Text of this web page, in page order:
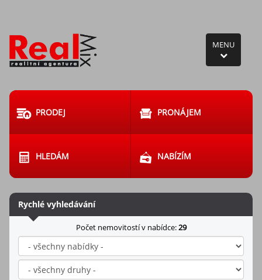
MENU
PRODEJ PRONÁJEM
HLEDÁM NABÍZÍM
Rychlé vyhledávání
Počet nemovitostí v nabídce:29